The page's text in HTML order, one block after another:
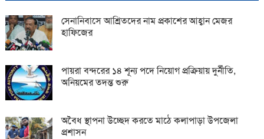
সেনানিবাসে আশ্রিতদের নাম প্রকাশের আহ্বান মেজর
হাফিজের
পায়রা বন্দরের ১৪ শূন্য পদে নিয়োগ প্রক্রিয়ায় দুর্নীতি,
অনিয়মের তদন্ত শুরু
অবৈধ স্থাপনা উচ্ছেদ করতে মাঠে কলাপাড়া উপজেলা
প্রশাসন